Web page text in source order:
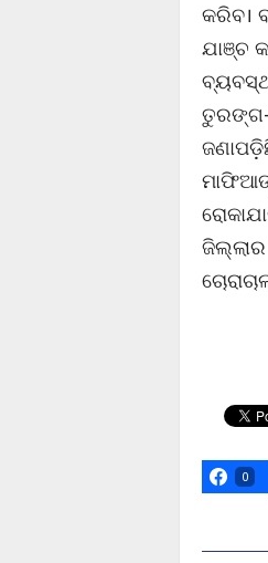
କରିବ।
ଯାଞ୍ଚ
ତୁରଙ୍ଗ-
0